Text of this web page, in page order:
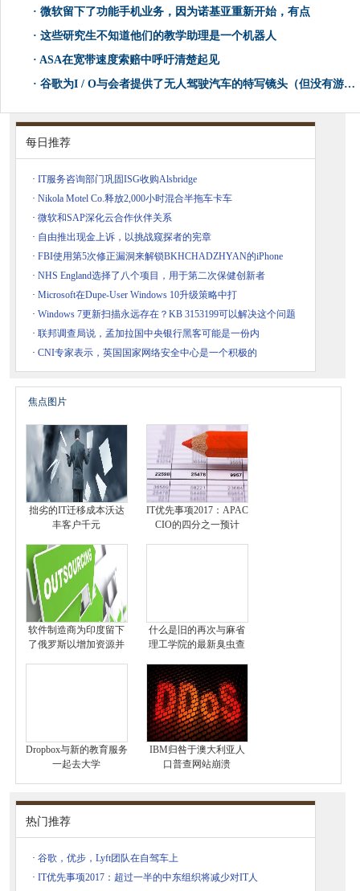
· 微软留下了功能手机业务，因为诺基亚重新开始，有点
· 这些研究生不知道他们的教学助理是一个机器人
· ASA在宽带速度索赔中呼吁清楚起见
· 谷歌为I / O与会者提供了无人驾驶汽车的特写镜头（但没有游乐设施）
每日推荐
· IT服务咨询部门巩固ISG收购Alsbridge
· Nikola Motel Co.释放2,000小时混合半拖车卡车
· 微软和SAP深化云合作伙伴关系
· 自由推出现金上诉，以挑战窥探者的宪章
· FBI使用第5次修正漏洞来解锁BKHCHADZHYAN的iPhone
· NHS England选择了八个项目，用于第二次保健创新者
· Microsoft在Dupe-User Windows 10升级策略中打
· Windows 7更新扫描永远存在？KB 3153199可以解决这个问题
· 联邦调查局说，孟加拉国中央银行黑客可能是一份内
· CNI专家表示，英国国家网络安全中心是一个积极的
焦点图片
拙劣的IT迁移成本沃达
丰客户千元
IT优先事项2017：APAC
CIO的四分之一预计
软件制造商为印度留下
了俄罗斯以增加资源并
什么是旧的再次与麻省
理工学院的最新臭虫查
Dropbox与新的教育服务
一起去大学
IBM归咎于澳大利亚人
口普查网站崩溃
热门推荐
· 谷歌，优步，Lyft团队在自驾车上
· IT优先事项2017：超过一半的中东组织将减少对IT人